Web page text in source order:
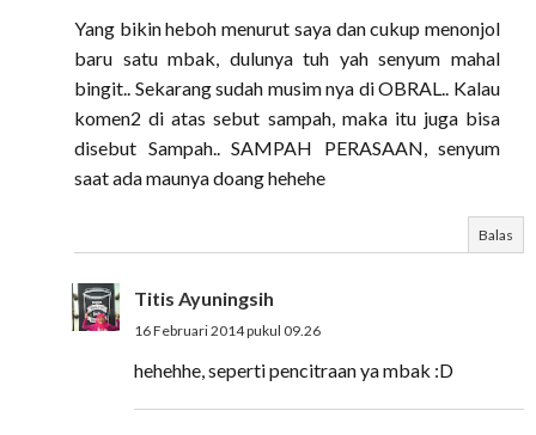
Yang bikin heboh menurut saya dan cukup menonjol
baru satu mbak, dulunya tuh yah senyum mahal
bingit.. Sekarang sudah musim nya di OBRAL.. Kalau
komen2 di atas sebut sampah, maka itu juga bisa
disebut Sampah.. SAMPAH PERASAAN, senyum
saat ada maunya doang hehehe
Balas
Titis Ayuningsih
16 Februari 2014 pukul 09.26
hehehhe, seperti pencitraan ya mbak :D